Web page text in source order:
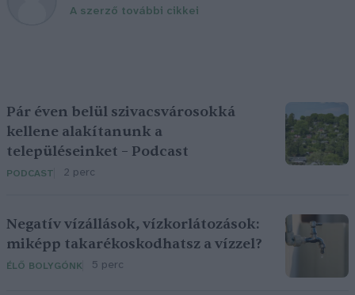
A szerző további cikkei
Pár éven belül szivacsvárosokká
kellene alakítanunk a
településeinket – Podcast
PODCAST 2 perc
Negatív vízállások, vízkorlátozások:
miképp takarékoskodhatsz a vízzel?
ÉLŐ BOLYGÓNK 5 perc